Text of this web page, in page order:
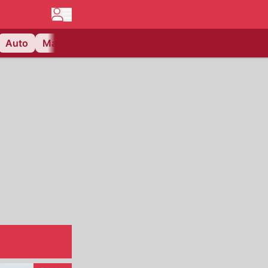
Auto Matchcenter